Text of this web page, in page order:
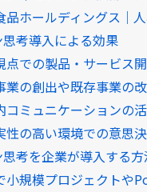
品ホールディングス｜
考導入による効果
点での製品・サービス
業の創出や既存事業の
コミュニケーションの
性の高い環境での意思
考を企業が導入する方
小規模プロジェクトや